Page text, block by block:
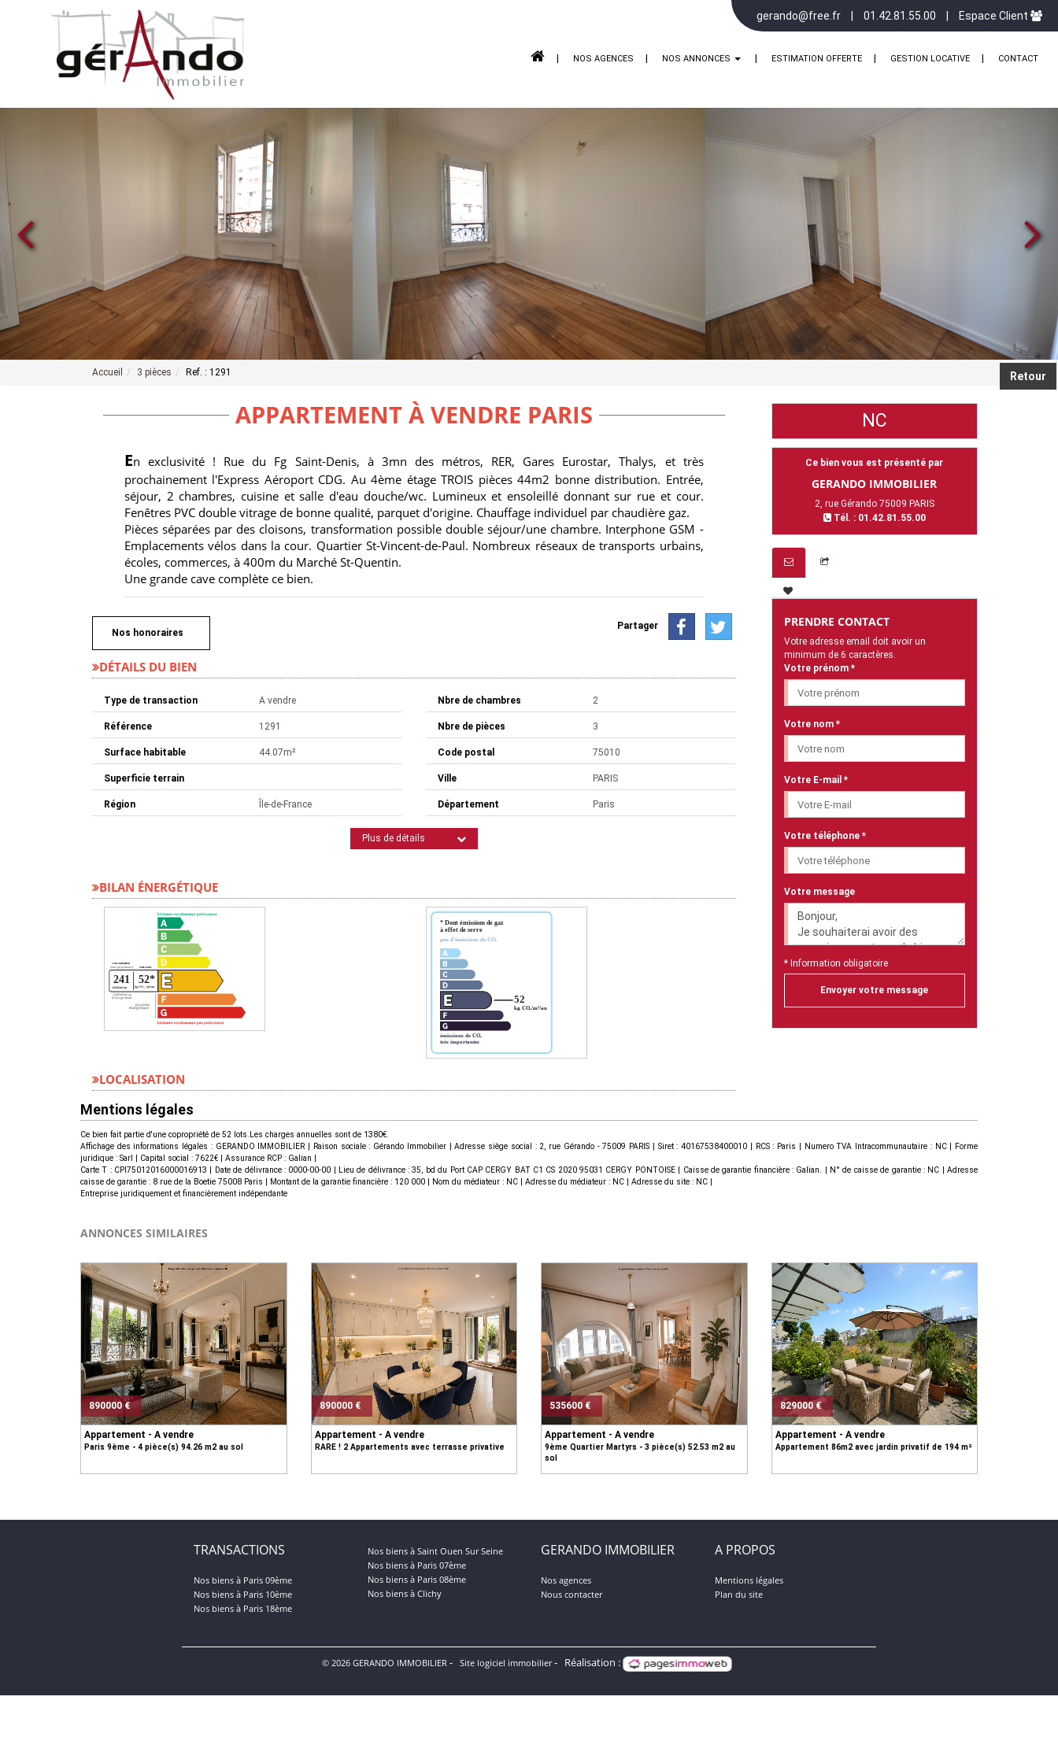
gerando@free.fr 01.42.81.55.00 Espace Client
NOS AGENCES NOS ANNONCES ESTIMATION OFFERTE GESTION LOCATIVE CONTACT
Accueil 3 pièces Ref. : 1291 Retour
APPARTEMENT À VENDRE PARIS
NC
En exclusivité ! Rue du Fg Saint-Denis, à 3mn des métros, RER, Gares Eurostar, Thalys, et très
prochainement l'Express Aéroport CDG. Au 4ème étage TROIS pièces 44m2 bonne distribution. Entrée,
séjour, 2 chambres, cuisine et salle d'eau douche/wc. Lumineux et ensoleillé donnant sur rue et cour.
Fenêtres PVC double vitrage de bonne qualité, parquet d'origine. Chauffage individuel par chaudière gaz.
Pièces séparées par des cloisons, transformation possible double séjour/une chambre. Interphone GSM -
Emplacements vélos dans la cour. Quartier St-Vincent-de-Paul. Nombreux réseaux de transports urbains,
écoles, commerces, à 400m du Marché St-Quentin.
Une grande cave complète ce bien.
Nos honoraires
Partager
DÉTAILS DU BIEN
Type de transaction A vendre
Référence 1291
Surface habitable 44.07m²
Superficie terrain
Région Île-de-France
Nbre de chambres 2
Nbre de pièces 3
Code postal 75010
Ville PARIS
Département Paris
Plus de détails
BILAN ÉNERGÉTIQUE
LOCALISATION
Ce bien vous est présenté par
GERANDO IMMOBILIER
2, rue Gérando 75009 PARIS
Tél. : 01.42.81.55.00
PRENDRE CONTACT
Votre adresse email doit avoir un
minimum de 6 caractères.
Votre prénom *
Votre nom *
Votre E-mail *
Votre téléphone *
Votre message
* Information obligatoire
Envoyer votre message
Mentions légales
Ce bien fait partie d'une copropriété de 52 lots.Les charges annuelles sont de 1380€.
Affichage des informations légales : GERANDO IMMOBILIER | Raison sociale : Gérando Immobilier | Adresse siège social : 2, rue Gérando - 75009 PARIS | Siret : 40167538400010 | RCS : Paris | Numero TVA Intracommunautaire : NC | Forme
juridique : Sarl | Capital social : 7622€ | Assurance RCP : Galian |
Carte T : CPI75012016000016913 | Date de délivrance : 0000-00-00 | Lieu de délivrance : 35, bd du Port CAP CERGY BAT C1 CS 2020 95031 CERGY PONTOISE | Caisse de garantie financière : Galian. | N° de caisse de garantie : NC | Adresse
caisse de garantie : 8 rue de la Boetie 75008 Paris | Montant de la garantie financière : 120 000 | Nom du médiateur : NC | Adresse du médiateur : NC | Adresse du site : NC |
Entreprise juridiquement et financièrement indépendante
ANNONCES SIMILAIRES
890000 €
Appartement - A vendre
Paris 9ème - 4 pièce(s) 94.26 m2 au sol
890000 €
Appartement - A vendre
RARE ! 2 Appartements avec terrasse privative
535600 €
Appartement - A vendre
9ème Quartier Martyrs - 3 pièce(s) 52.53 m2 au
sol
829000 €
Appartement - A vendre
Appartement 86m2 avec jardin privatif de 194 m²
TRANSACTIONS
Nos biens à Paris 09ème
Nos biens à Paris 10ème
Nos biens à Paris 18ème
Nos biens à Saint Ouen Sur Seine
Nos biens à Paris 07ème
Nos biens à Paris 08ème
Nos biens à Clichy
GERANDO IMMOBILIER
Nos agences
Nous contacter
A PROPOS
Mentions légales
Plan du site
© 2026 GERANDO IMMOBILIER Site logiciel immobilier Réalisation :